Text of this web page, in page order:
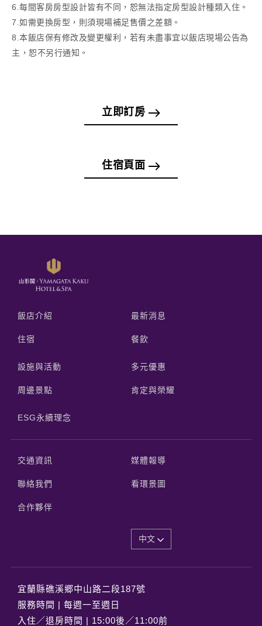
6.每間客房房型設計皆有不同，恕無法指定房型設計種類入住。
7.如需更換房型，則須現場補足售價之差額。
8.本飯店保有修改及變更權利，若有未盡事宜以飯店現場公告為
主，恕不另行通知。
立即訂房
住宿頁面
飯店介紹 最新消息
住宿 餐飲
設施與活動 多元優惠
周邊景點 肯定與榮耀
ESG永續理念
交通資訊 媒體報導
聯絡我們 看環景圖
合作夥伴
中文
宜蘭縣礁溪郷中山路二段187號
服務時間 | 每週一至週日
入住／退房時間 | 15:00後／11:00前